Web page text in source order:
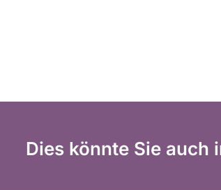
Dies könnte Sie auch